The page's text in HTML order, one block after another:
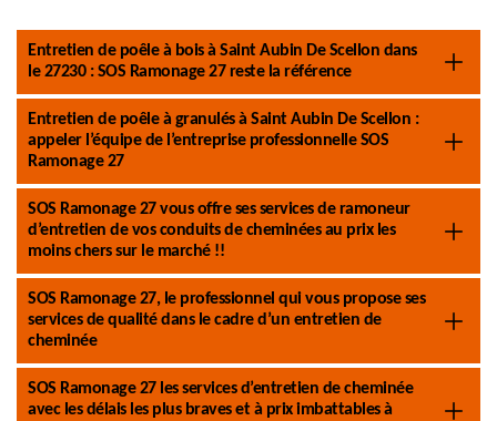
Entretien de poêle à bois à Saint Aubin De Scellon dans
le 27230 : SOS Ramonage 27 reste la référence
Entretien de poêle à granulés à Saint Aubin De Scellon :
appeler l’équipe de l’entreprise professionnelle SOS
Ramonage 27
SOS Ramonage 27 vous offre ses services de ramoneur
d’entretien de vos conduits de cheminées au prix les
moins chers sur le marché !!
SOS Ramonage 27, le professionnel qui vous propose ses
services de qualité dans le cadre d’un entretien de
cheminée
SOS Ramonage 27 les services d’entretien de cheminée
avec les délais les plus braves et à prix imbattables à